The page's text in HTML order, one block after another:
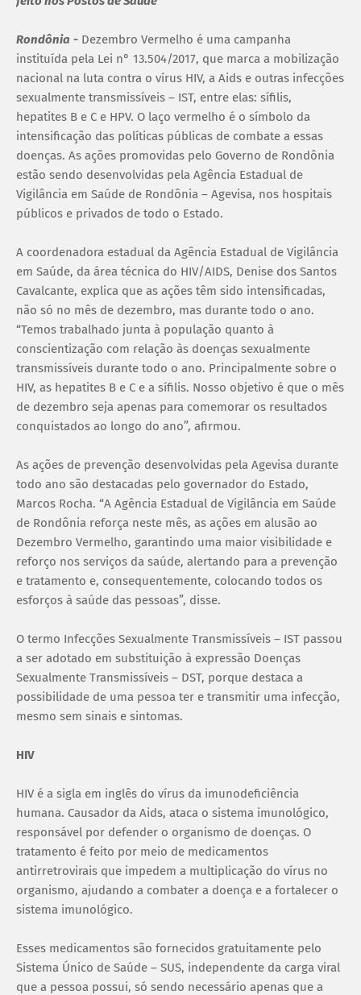
Rondônia - Dezembro Vermelho é uma campanha
instituída pela Lei n° 13.504/2017, que marca a mobilização
nacional na luta contra o vírus HIV, a Aids e outras infecções
sexualmente transmissíveis – IST, entre elas: sífilis,
hepatites B e C e HPV. O laço vermelho é o símbolo da
intensificação das políticas públicas de combate a essas
doenças. As ações promovidas pelo Governo de Rondônia
estão sendo desenvolvidas pela Agência Estadual de
Vigilância em Saúde de Rondônia – Agevisa, nos hospitais
públicos e privados de todo o Estado.
A coordenadora estadual da Agência Estadual de Vigilância
em Saúde, da área técnica do HIV/AIDS, Denise dos Santos
Cavalcante, explica que as ações têm sido intensificadas,
não só no mês de dezembro, mas durante todo o ano.
“Temos trabalhado junta à população quanto à
conscientização com relação às doenças sexualmente
transmissíveis durante todo o ano. Principalmente sobre o
HIV, as hepatites B e C e a sífilis. Nosso objetivo é que o mês
de dezembro seja apenas para comemorar os resultados
conquistados ao longo do ano”, afirmou.
As ações de prevenção desenvolvidas pela Agevisa durante
todo ano são destacadas pelo governador do Estado,
Marcos Rocha. “A Agência Estadual de Vigilância em Saúde
de Rondônia reforça neste mês, as ações em alusão ao
Dezembro Vermelho, garantindo uma maior visibilidade e
reforço nos serviços da saúde, alertando para a prevenção
e tratamento e, consequentemente, colocando todos os
esforços à saúde das pessoas”, disse.
O termo Infecções Sexualmente Transmissíveis – IST passou
a ser adotado em substituição à expressão Doenças
Sexualmente Transmissíveis – DST, porque destaca a
possibilidade de uma pessoa ter e transmitir uma infecção,
mesmo sem sinais e sintomas.
HIV
HIV é a sigla em inglês do vírus da imunodeficiência
humana. Causador da Aids, ataca o sistema imunológico,
responsável por defender o organismo de doenças. O
tratamento é feito por meio de medicamentos
antirretrovirais que impedem a multiplicação do vírus no
organismo, ajudando a combater a doença e a fortalecer o
sistema imunológico.
Esses medicamentos são fornecidos gratuitamente pelo
Sistema Único de Saúde – SUS, independente da carga viral
que a pessoa possui, só sendo necessário apenas que a